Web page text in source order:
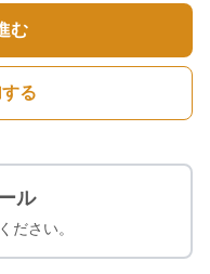
む
る
ル
ださい。